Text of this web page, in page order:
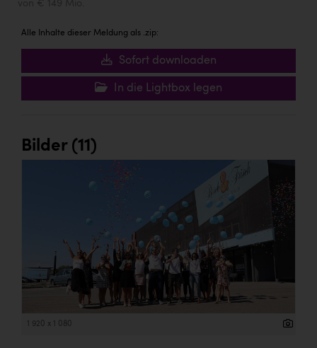
Alle Inhalte dieser Meldung als .zip:
Sofort downloaden
In die Lightbox legen
Bilder (11)
1 920 x 1 080